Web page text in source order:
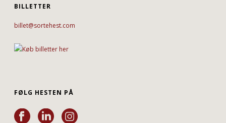
BILLETTER
billet@sortehest.com
FØLG HESTEN PÅ